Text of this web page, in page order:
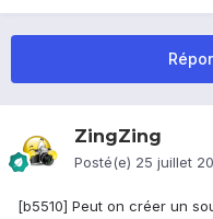
ZingZing
Posté(e) 25 juillet
[b5510] Peut on créer un